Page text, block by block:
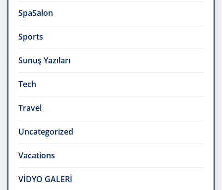
SpaSalon
Sports
Sunuş Yazıları
Tech
Travel
Uncategorized
Vacations
VİDYO GALERİ